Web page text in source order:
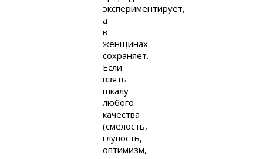
экспериментирует,
а
в
женщинах
сохраняет.
Если
взять
шкалу
любого
качества
(смелость,
глупость,
оптимизм,